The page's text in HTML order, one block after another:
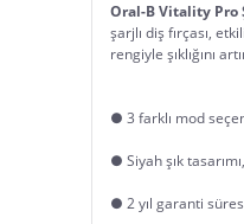
Oral-B Vitality Pro
şarjlı diş fırçası,
rengiyle şıklığını
● 3 farklı mod
● Siyah şık
● 2 yıl garanti